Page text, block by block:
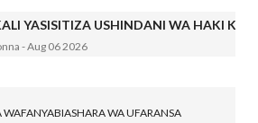
YASISITIZA USHINDANI WA HAKI
-Aug 06 2026
RAIS SAMIA, MUSEVEN WASHUHUDIA
WA UFARANSA